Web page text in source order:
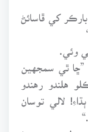
کي ڦاسائڻ
وئي.
”ڇا ٿي سمجهين
هلندو رهندو
لالي توسان
لهجي ۾ چوڻ